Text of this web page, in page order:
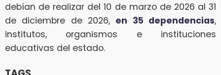
debían de realizar del 10 de marzo de 2026 al 31
de diciembre de 2026, en 35 dependencias,
institutos, organismos e instituciones
educativas del estado.